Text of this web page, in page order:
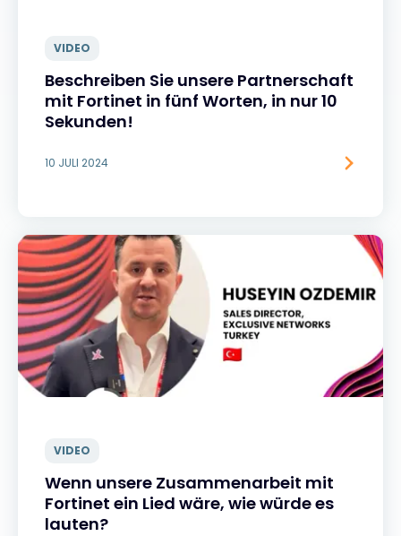
VIDEO
Beschreiben Sie unsere Partnerschaft
mit Fortinet in fünf Worten, in nur 10
Sekunden!
10 JULI 2024
VIDEO
Wenn unsere Zusammenarbeit mit
Fortinet ein Lied wäre, wie würde es
lauten?